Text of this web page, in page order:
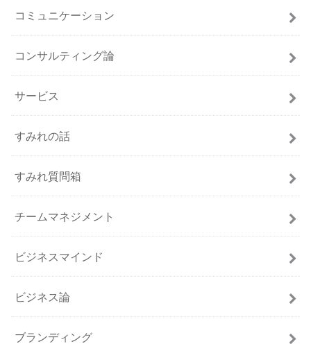
コミュニケーション
コンサルティング論
サービス
すみれの話
すみれ質問箱
チームマネジメント
ビジネスマインド
ビジネス論
ブランディング